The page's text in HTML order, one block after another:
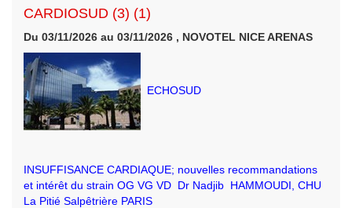
CARDIOSUD (3) (1)
Du 03/11/2026 au 03/11/2026 , NOVOTEL NICE ARENAS
ECHOSUD
INSUFFISANCE CARDIAQUE; nouvelles recommandations
et intérêt du strain OG VG VD Dr Nadjib HAMMOUDI, CHU
La Pitié Salpêtrière PARIS